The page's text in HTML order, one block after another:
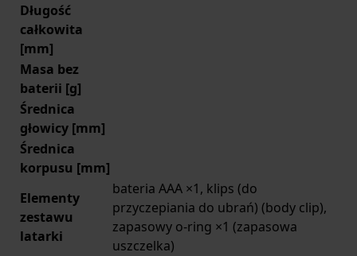
Długość
całkowita
[mm]
Masa bez
baterii [g]
Średnica
głowicy [mm]
Średnica
korpusu [mm]
Elementy
zestawu
latarki
bateria AAA ×1, klips (do
przyczepiania do ubrań) (body clip),
zapasowy o-ring ×1 (zapasowa
uszczelka)